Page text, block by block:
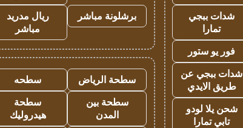
شدات ببجي
تمارا
فور يو ستور
شدات ببجي عن
طريق الايدي
شحن يلا لودو
تابي تمارا
برشلونة مباشر
ريال مدريد
مباشر
سطحة الرياض
سطحه
سطحة بين
المدن
سطحة
هيدروليك